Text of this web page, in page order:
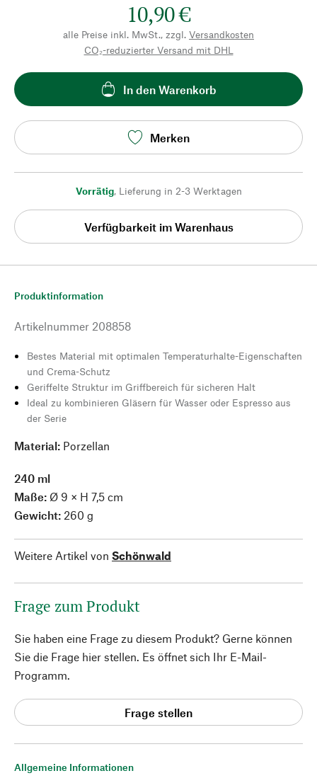
10,90 €
alle Preise inkl. MwSt., zzgl. Versandkosten
CO₂-reduzierter Versand mit DHL
In den Warenkorb
Merken
Vorrätig, Lieferung in 2-3 Werktagen
Verfügbarkeit im Warenhaus
Allgemeine Informationen
Produktinformation
Artikelnummer 208858
Bestes Material mit optimalen Temperaturhalte-Eigenschaften
und Crema-Schutz
Geriffelte Struktur im Griffbereich für sicheren Halt
Ideal zu kombinieren Gläsern für Wasser oder Espresso aus
der Serie
Material: Porzellan
240 ml
Maße: Ø 9 × H 7,5 cm
Gewicht: 260 g
Weitere Artikel von Schönwald
Frage zum Produkt
Sie haben eine Frage zu diesem Produkt? Gerne können
Sie die Frage hier stellen. Es öffnet sich Ihr E-Mail-
Programm.
Frage stellen